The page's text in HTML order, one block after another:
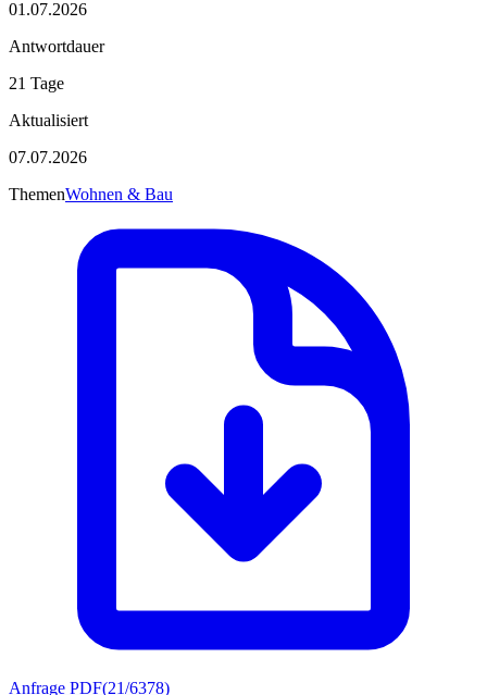
01.07.2026
Antwortdauer
21 Tage
Aktualisiert
07.07.2026
ThemenWohnen & Bau
Anfrage PDF(21/6378)